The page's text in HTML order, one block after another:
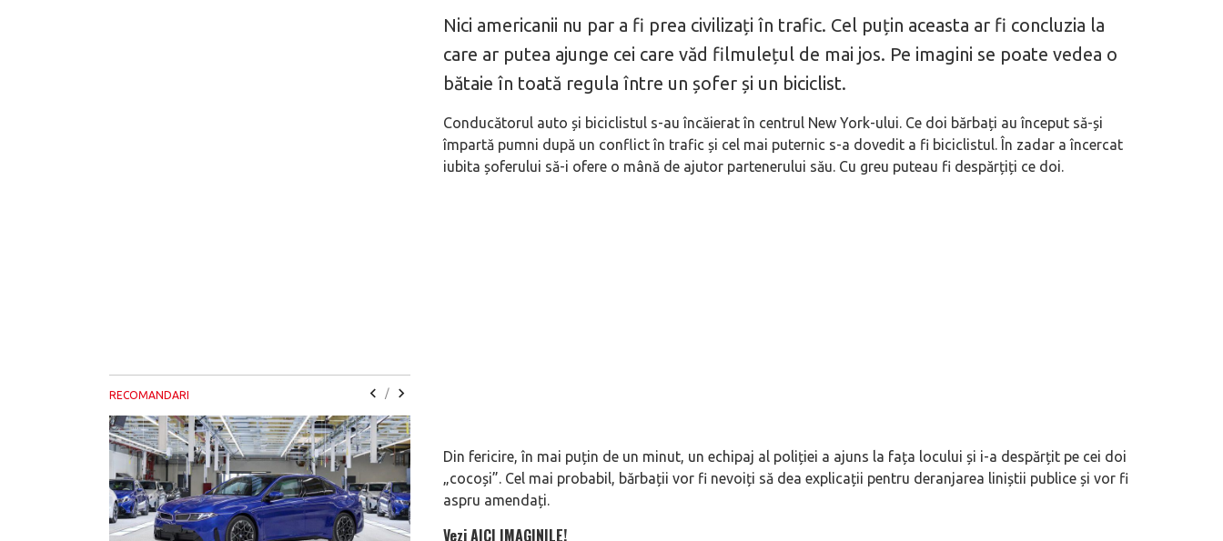
Nici americanii nu par a fi prea civilizați în trafic. Cel puțin aceasta ar fi concluzia la
care ar putea ajunge cei care văd filmulețul de mai jos. Pe imagini se poate vedea o
bătaie în toată regula între un șofer și un biciclist.
Conducătorul auto și biciclistul s-au încăierat în centrul New York-ului. Ce doi bărbați au început să-și
împartă pumni după un conflict în trafic și cel mai puternic s-a dovedit a fi biciclistul. În zadar a încercat
iubita șoferului să-i ofere o mână de ajutor partenerului său. Cu greu puteau fi despărțiți ce doi.
Din fericire, în mai puțin de un minut, un echipaj al poliției a ajuns la fața locului și i-a despărțit pe cei doi
„cocoși”. Cel mai probabil, bărbații vor fi nevoiți să dea explicații pentru deranjarea liniștii publice și vor fi
aspru amendați.
Vezi AICI IMAGINILE!
RECOMANDARI /